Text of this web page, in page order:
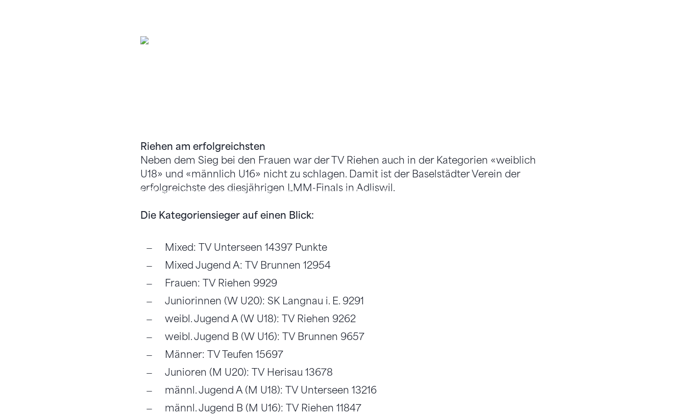
Mit dem Sprint starten die Teams in den Mehrkampf.
Riehen am erfolgreichsten
Neben dem Sieg bei den Frauen war der TV Riehen auch in der Kategorien «weiblich
U18» und «männlich U16» nicht zu schlagen. Damit ist der Baselstädter Verein der
erfolgreichste des diesjährigen LMM-Finals in Adliswil.
Die Kategoriensieger auf einen Blick:
Mixed: TV Unterseen 14397 Punkte
Mixed Jugend A: TV Brunnen 12954
Frauen: TV Riehen 9929
Juniorinnen (W U20): SK Langnau i. E. 9291
weibl. Jugend A (W U18): TV Riehen 9262
weibl. Jugend B (W U16): TV Brunnen 9657
Männer: TV Teufen 15697
Junioren (M U20): TV Herisau 13678
männl. Jugend A (M U18): TV Unterseen 13216
männl. Jugend B (M U16): TV Riehen 11847